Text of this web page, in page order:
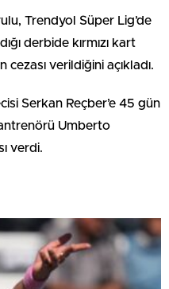
Trendyol Süper Lig’de
derbide kırmızı kart
verildiğini açıkladı.
Serkan Reçber’e 45 gün
Umberto
verdi.